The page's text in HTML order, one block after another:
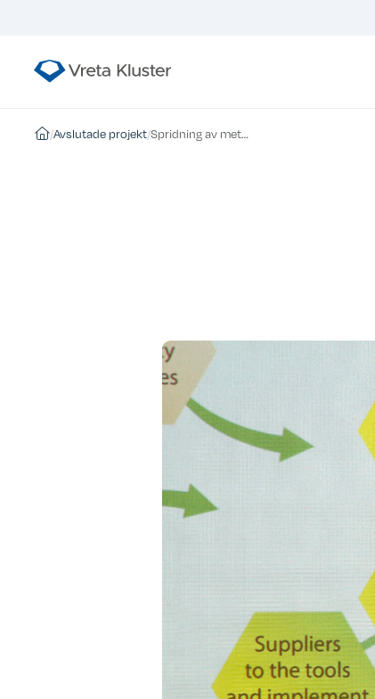
/Avslutade projekt/ Spridning av metoder för högteknologiskt lantbruk